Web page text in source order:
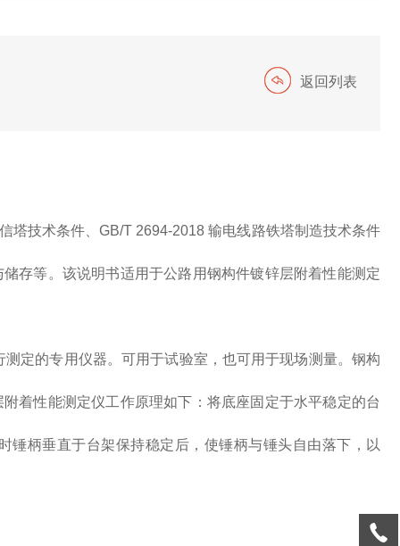
返回列表
技术条件、GB/T 2694-2018 输电线路铁塔制造技术条件
存等。该说明书适用于公路用钢构件镀锌层附着性能测定
定的专用仪器。可用于试验室，也可用于现场测量。钢构
着性能测定仪工作原理如下：将底座固定于水平稳定的台
锤柄垂直于台架保持稳定后，使锤柄与锤头自由落下，以